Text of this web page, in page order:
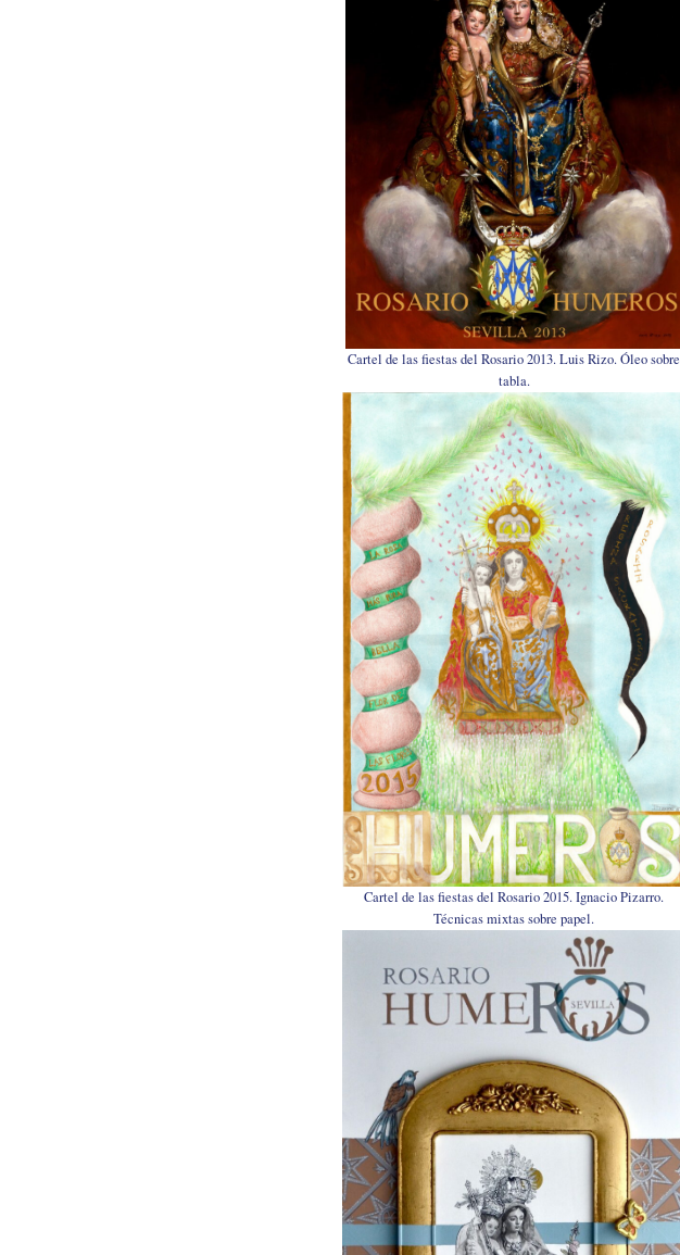
Cartel de las fiestas del Rosario 2013. Luis Rizo. Óleo sobre
tabla.
Cartel de las fiestas del Rosario 2015. Ignacio Pizarro.
Técnicas mixtas sobre papel.